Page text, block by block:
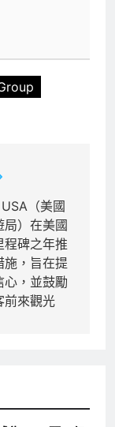
（美國
局）在美國
程碑之年推
施，旨在提
心，並鼓勵
前來觀光